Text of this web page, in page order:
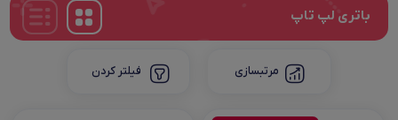
باتری لپ‌ تاپ
مرتبسازی فیلتر کردن